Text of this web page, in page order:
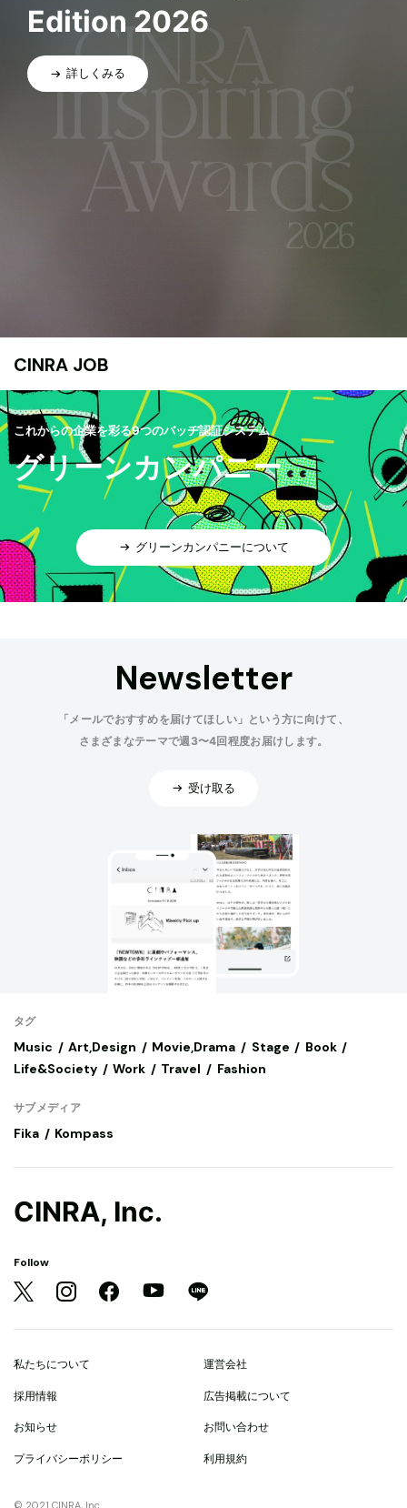
Edition 2026
詳しくみる
CINRA JOB
これからの企業を彩る9つのバッヂ認証システム
グリーンカンパニー
グリーンカンパニーについて
Newsletter
「メールでおすすめを届けてほしい」という方に向けて、
さまざまなテーマで週3〜4回程度お届けします。
受け取る
タグ
Music Art,Design Movie,Drama Stage
Book
Life&Society
Work Travel Fashion
サブメディア
Fika Kompass
CINRA, Inc.
Follow
私たちについて 運営会社
採用情報 広告掲載について
お知らせ お問い合わせ
プライバシーポリシー 利用規約
© 2021 CINRA, Inc.